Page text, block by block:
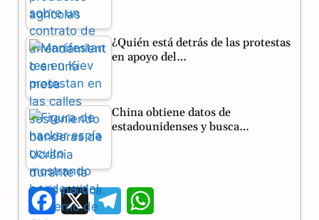
¿Quién está detrás de las protestas
en apoyo del…
China obtiene datos de
estadounidenses y busca…
F
X